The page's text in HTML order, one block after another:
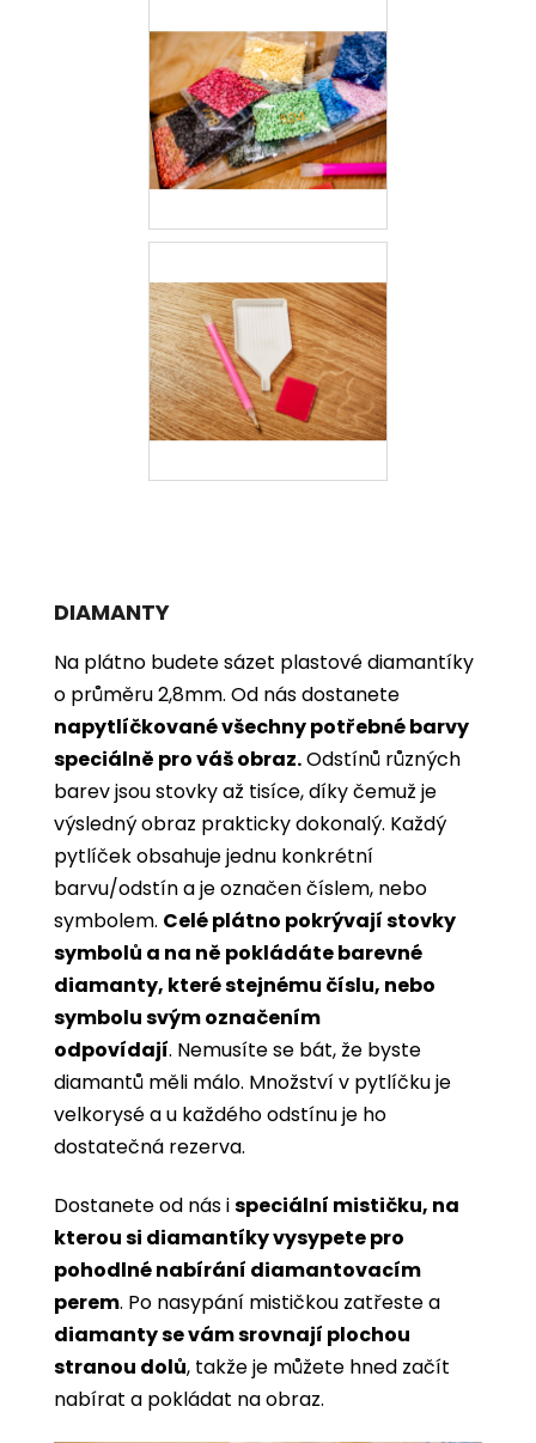
DIAMANTY
Na plátno budete sázet plastové diamantíky
o průměru 2,8mm. Od nás dostanete
napytlíčkované všechny potřebné barvy
speciálně pro váš obraz.Odstínů různých
barev jsou stovky až tisíce, díky čemuž je
výsledný obraz prakticky dokonalý. Každý
pytlíček obsahuje jednu konkrétní
barvu/odstín a je označen číslem, nebo
symbolem. Celé plátno pokrývají stovky
symbolů a na ně pokládáte barevné
diamanty, které stejnému číslu, nebo
symbolu svým označením
odpovídají. Nemusíte se bát, že byste
diamantů měli málo. Množství v pytlíčku je
velkorysé a u každého odstínu je ho
dostatečná rezerva.
Dostanete od nás ispeciální mističku, na
kterou si diamantíky vysypete pro
pohodlné nabírání diamantovacím
perem. Po nasypání mističkou zatřeste a
diamanty se vám srovnají plochou
stranou dolů, takže je můžete hned začít
nabírat a pokládat na obraz.